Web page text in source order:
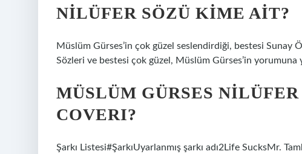
NILÜFER SÖZÜ KIME AIT?
Müslüm Gürses’in çok güzel seslendirdiği, bestesi Sunay
Sözleri ve bestesi çok güzel, Müslüm Gürses’in yorumuna
MÜSLÜM GÜRSES
COVERI?
Şarkı Listesi#ŞarkıUyarlanmış şarkı adı2Life SucksMr.